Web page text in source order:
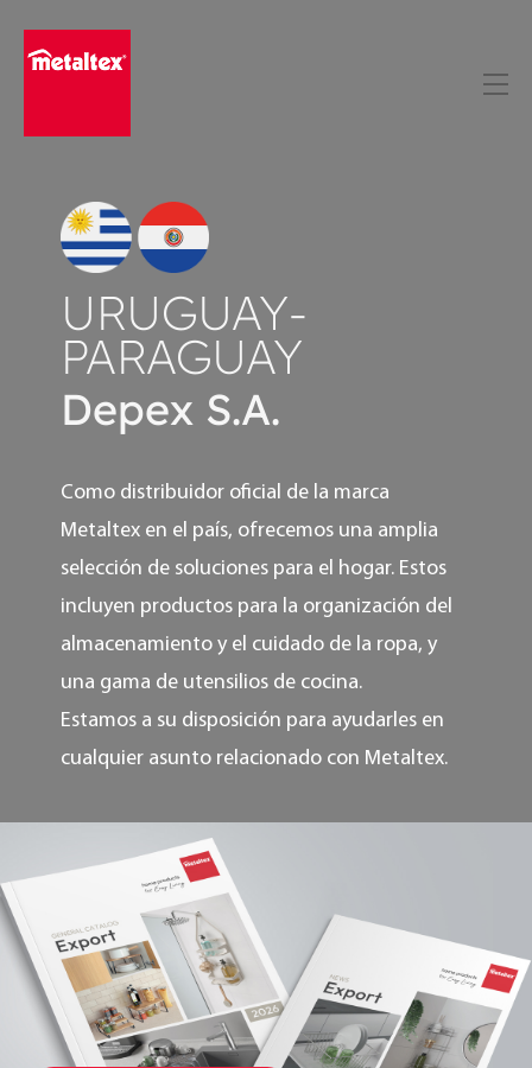
URUGUAY-
PARAGUAY
Depex S.A.
Como distribuidor oficial de la marca
Metaltex en el país, ofrecemos una amplia
selección de soluciones para el hogar. Estos
incluyen productos para la organización del
almacenamiento y el cuidado de la ropa, y
una gama de utensilios de cocina.
Estamos a su disposición para ayudarles en
cualquier asunto relacionado con Metaltex.